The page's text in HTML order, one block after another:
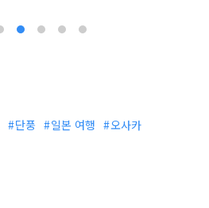
단풍 일본 여행
오사카